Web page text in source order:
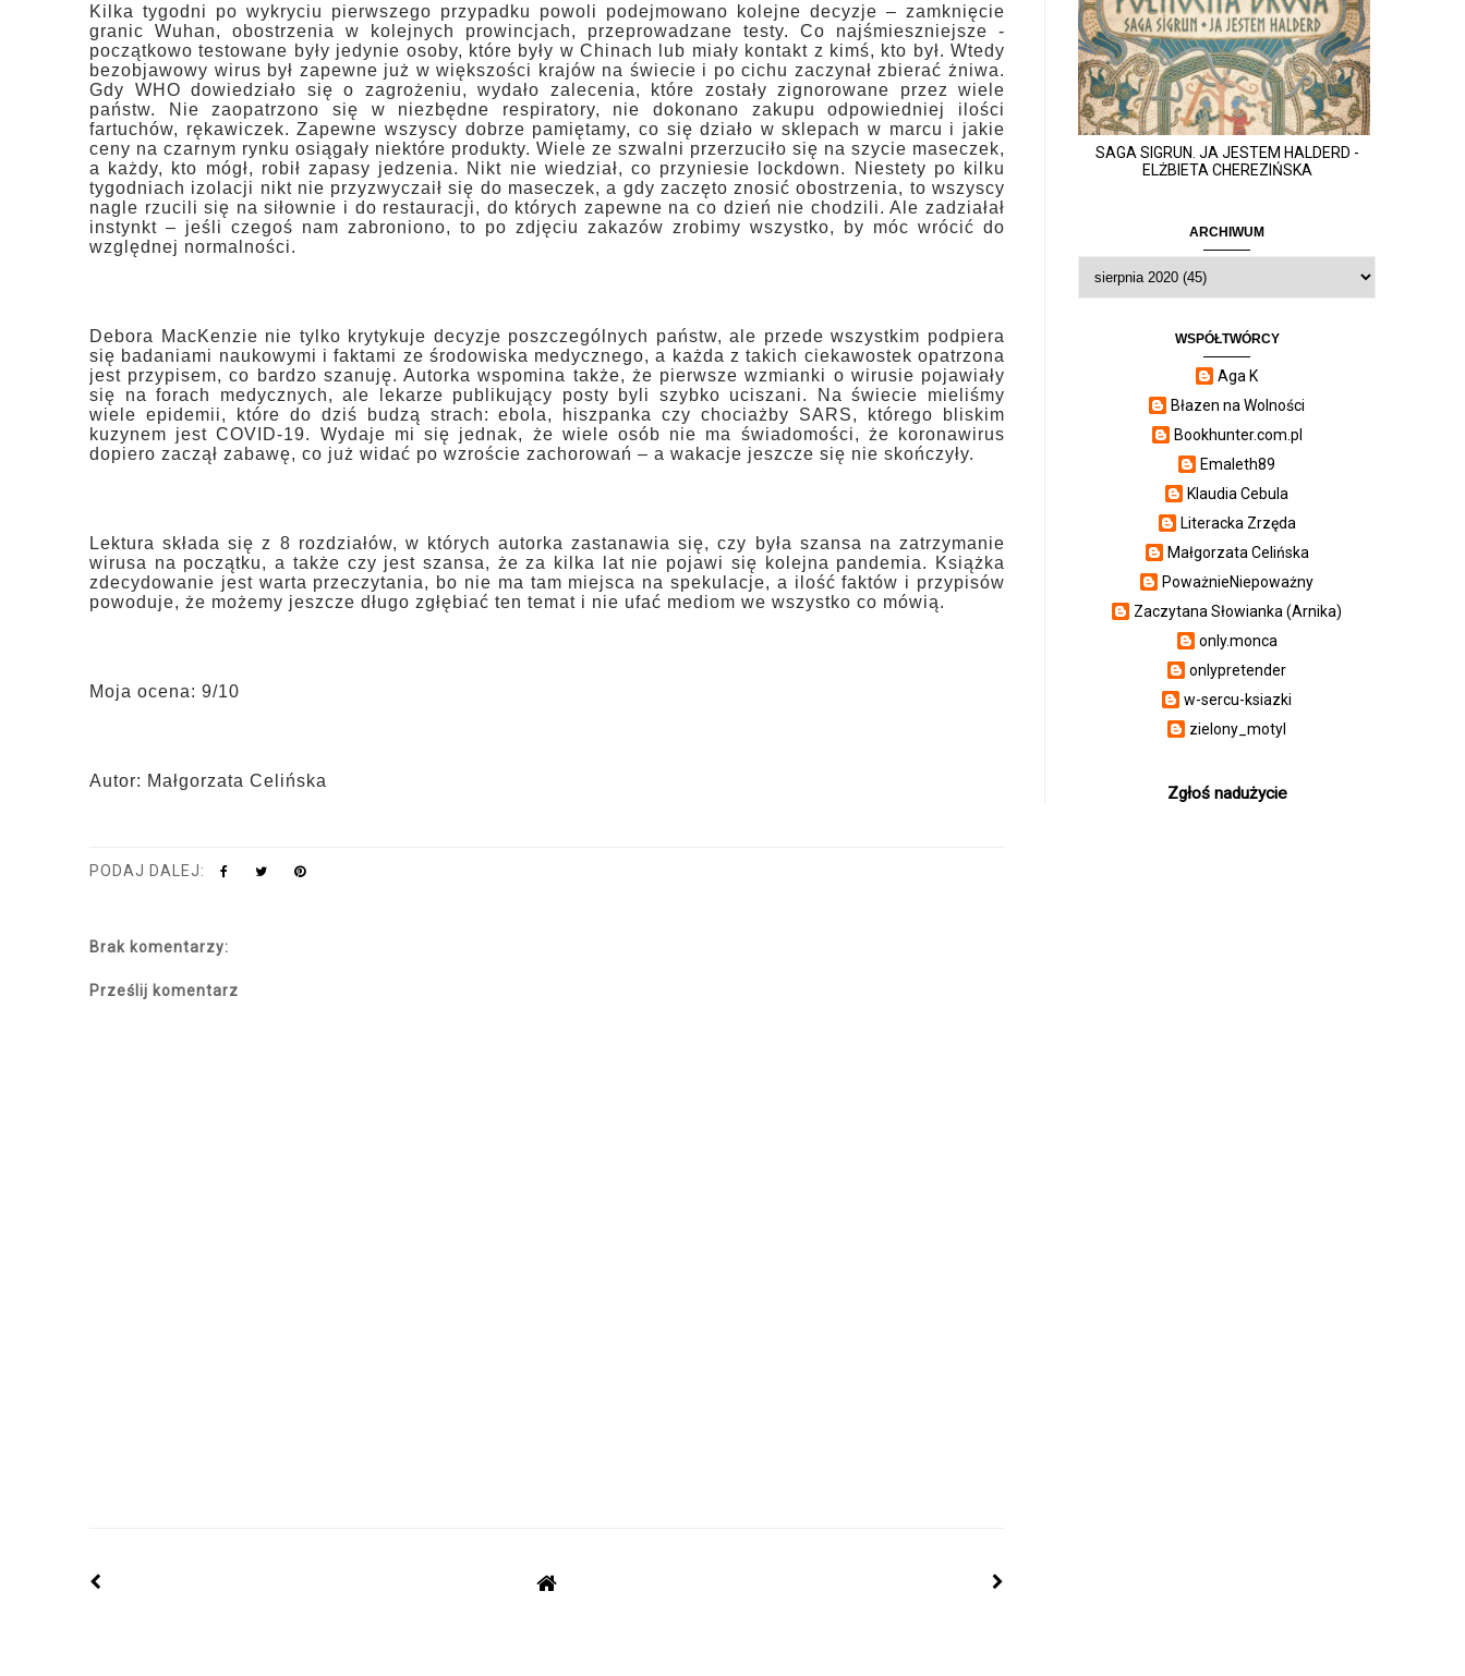
Kilka tygodni po wykryciu pierwszego przypadku powoli podejmowano kolejne decyzje – zamknięcie
granic Wuhan, obostrzenia w kolejnych prowincjach, przeprowadzane testy. Co najśmieszniejsze -
początkowo testowane były jedynie osoby, które były w Chinach lub miały kontakt z kimś, kto był. Wtedy
bezobjawowy wirus był zapewne już w większości krajów na świecie i po cichu zaczynał zbierać żniwa.
Gdy WHO dowiedziało się o zagrożeniu, wydało zalecenia, które zostały zignorowane przez wiele
państw. Nie zaopatrzono się w niezbędne respiratory, nie dokonano zakupu odpowiedniej ilości
fartuchów, rękawiczek. Zapewne wszyscy dobrze pamiętamy, co się działo w sklepach w marcu i jakie
ceny na czarnym rynku osiągały niektóre produkty. Wiele ze szwalni przerzuciło się na szycie maseczek,
a każdy, kto mógł, robił zapasy jedzenia. Nikt nie wiedział, co przyniesie lockdown. Niestety po kilku
tygodniach izolacji nikt nie przyzwyczaił się do maseczek, a gdy zaczęto znosić obostrzenia, to wszyscy
nagle rzucili się na siłownie i do restauracji, do których zapewne na co dzień nie chodzili. Ale zadziałał
instynkt – jeśli czegoś nam zabroniono, to po zdjęciu zakazów zrobimy wszystko, by móc wrócić do
względnej normalności.
Debora MacKenzie nie tylko krytykuje decyzje poszczególnych państw, ale przede wszystkim podpiera
się badaniami naukowymi i faktami ze środowiska medycznego, a każda z takich ciekawostek opatrzona
jest przypisem, co bardzo szanuję. Autorka wspomina także, że pierwsze wzmianki o wirusie pojawiały
się na forach medycznych, ale lekarze publikujący posty byli szybko uciszani. Na świecie mieliśmy
wiele epidemii, które do dziś budzą strach: ebola, hiszpanka czy chociażby SARS, którego bliskim
kuzynem jest COVID-19. Wydaje mi się jednak, że wiele osób nie ma świadomości, że koronawirus
dopiero zaczął zabawę, co już widać po wzroście zachorowań – a wakacje jeszcze się nie skończyły.
Lektura składa się z 8 rozdziałów, w których autorka zastanawia się, czy była szansa na zatrzymanie
wirusa na początku, a także czy jest szansa, że za kilka lat nie pojawi się kolejna pandemia. Książka
zdecydowanie jest warta przeczytania, bo nie ma tam miejsca na spekulacje, a ilość faktów i przypisów
powoduje, że możemy jeszcze długo zgłębiać ten temat i nie ufać mediom we wszystko co mówią.
Moja ocena: 9/10
Autor: Małgorzata Celińska
PODAJ DALEJ:
Brak komentarzy:
Prześlij komentarz
SAGA SIGRUN. JA JESTEM HALDERD -
ELŻBIETA CHEREZIŃSKA
ARCHIWUM
WSPÓŁTWÓRCY
Aga K
Błazen na Wolności
Bookhunter.com.pl
Emaleth89
Klaudia Cebula
Literacka Zrzęda
Małgorzata Celińska
PoważnieNiepoważny
Zaczytana Słowianka (Arnika)
only.monca
onlypretender
w-sercu-ksiazki
zielony_motyl
Zgłoś nadużycie